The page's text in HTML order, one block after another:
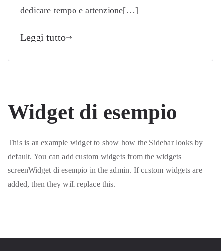
dedicare tempo e attenzione[…]
Leggi tutto
Widget di esempio
This is an example widget to show how the Sidebar looks by
default. You can add custom widgets from the widgets
screenWidget di esempio in the admin. If custom widgets are
added, then they will replace this.